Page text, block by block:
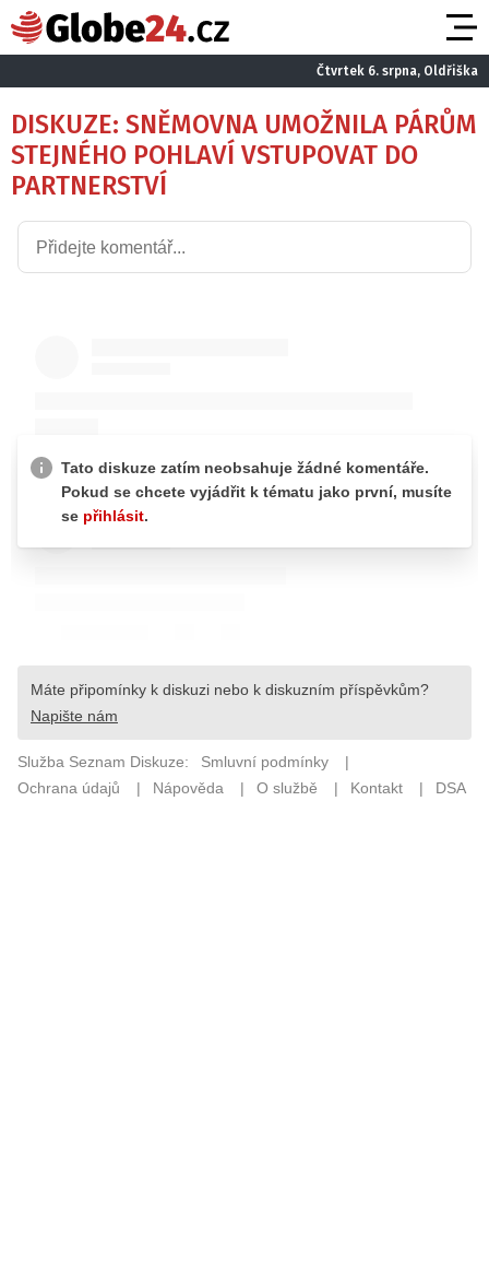
Čtvrtek 6. srpna, Oldřiška
DISKUZE: SNĚMOVNA UMOŽNILA PÁRŮM
STEJNÉHO POHLAVÍ VSTUPOVAT DO
PARTNERSTVÍ